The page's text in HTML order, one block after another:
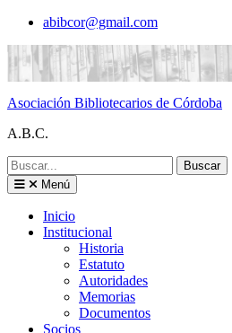
Saltar
contenido
abibcor@gmail.com
Asociación Bibliotecarios de Córdoba
A.B.C.
Buscar:
Menú
Inicio
Institucional
Historia
Estatuto
Autoridades
Memorias
Documentos
Socios